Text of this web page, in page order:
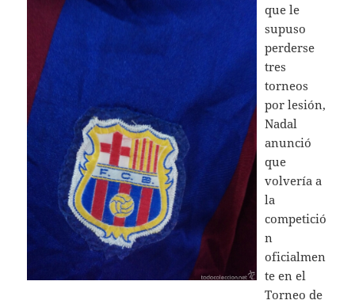
que le
supuso
perderse
tres
torneos
por lesión,
Nadal
anunció
que
volvería a
la
competició
n
oficialmen
te en el
Torneo de